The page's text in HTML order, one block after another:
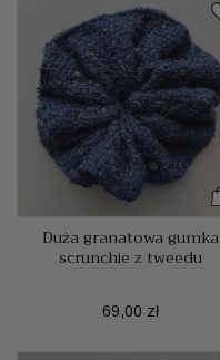
Duża granatowa gumka
scrunchie z tweedu
Cena
69,00 zł